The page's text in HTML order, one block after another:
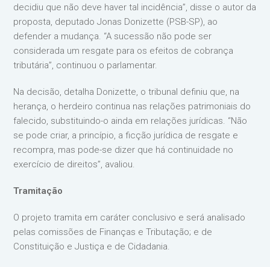
decidiu que não deve haver tal incidência”, disse o autor da
proposta, deputado Jonas Donizette (PSB-SP), ao
defender a mudança. “A sucessão não pode ser
considerada um resgate para os efeitos de cobrança
tributária”, continuou o parlamentar.
Na decisão, detalha Donizette, o tribunal definiu que, na
herança, o herdeiro continua nas relações patrimoniais do
falecido, substituindo-o ainda em relações jurídicas. “Não
se pode criar, a princípio, a ficção jurídica de resgate e
recompra, mas pode-se dizer que há continuidade no
exercício de direitos”, avaliou.
Tramitação
O projeto tramita em caráter conclusivo e será analisado
pelas comissões de Finanças e Tributação; e de
Constituição e Justiça e de Cidadania.